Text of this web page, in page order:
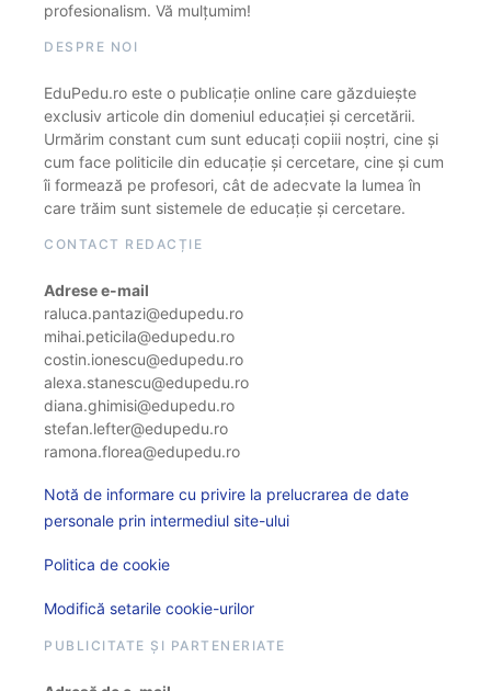
profesionalism. Vă mulțumim!
DESPRE NOI
EduPedu.ro este o publicație online care găzduiește
exclusiv articole din domeniul educației și cercetării.
Urmărim constant cum sunt educați copiii noștri, cine și
cum face politicile din educație și cercetare, cine și cum
îi formează pe profesori, cât de adecvate la lumea în
care trăim sunt sistemele de educație și cercetare.
CONTACT REDACȚIE
Adrese e-mail
raluca.pantazi@edupedu.ro
mihai.peticila@edupedu.ro
costin.ionescu@edupedu.ro
alexa.stanescu@edupedu.ro
diana.ghimisi@edupedu.ro
stefan.lefter@edupedu.ro
ramona.florea@edupedu.ro
Notă de informare cu privire la prelucrarea de date
personale prin intermediul site-ului
Politica de cookie
Modifică setarile cookie-urilor
PUBLICITATE ȘI PARTENERIATE